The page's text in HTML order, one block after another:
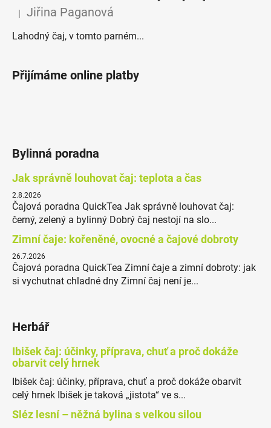
Hodnocení produktu je 5 z 5 hvězdiček.
| Jiřina Paganová
Lahodný čaj, v tomto parném...
Přijímáme online platby
Bylinná poradna
Jak správně louhovat čaj: teplota a čas
2.8.2026
Čajová poradna QuickTea Jak správně louhovat čaj:
černý, zelený a bylinný Dobrý čaj nestojí na slo...
Zimní čaje: kořeněné, ovocné a čajové dobroty
26.7.2026
Čajová poradna QuickTea Zimní čaje a zimní dobroty: jak
si vychutnat chladné dny Zimní čaj není je...
Herbář
Ibišek čaj: účinky, příprava, chuť a proč dokáže
obarvit celý hrnek
Ibišek čaj: účinky, příprava, chuť a proč dokáže obarvit
celý hrnek Ibišek je taková „jistota“ ve s...
Sléz lesní – něžná bylina s velkou silou